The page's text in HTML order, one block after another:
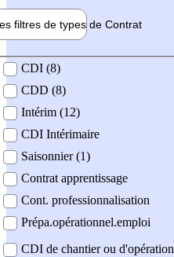
filtres de types de Contrat
contrat
CDI (8)
CDD (8)
Intérim (12)
CDI Intérimaire
Saisonnier (1)
Contrat apprentissage
Cont. professionnalisation
Prépa.opérationnel.emploi
CDI de chantier ou d'opération